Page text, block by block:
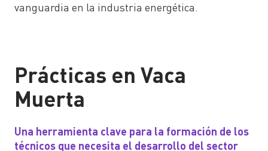
vanguardia en la industria energética.
Prácticas en Vaca
Muerta
Una herramienta clave para la formación de los
técnicos que necesita el desarrollo del sector